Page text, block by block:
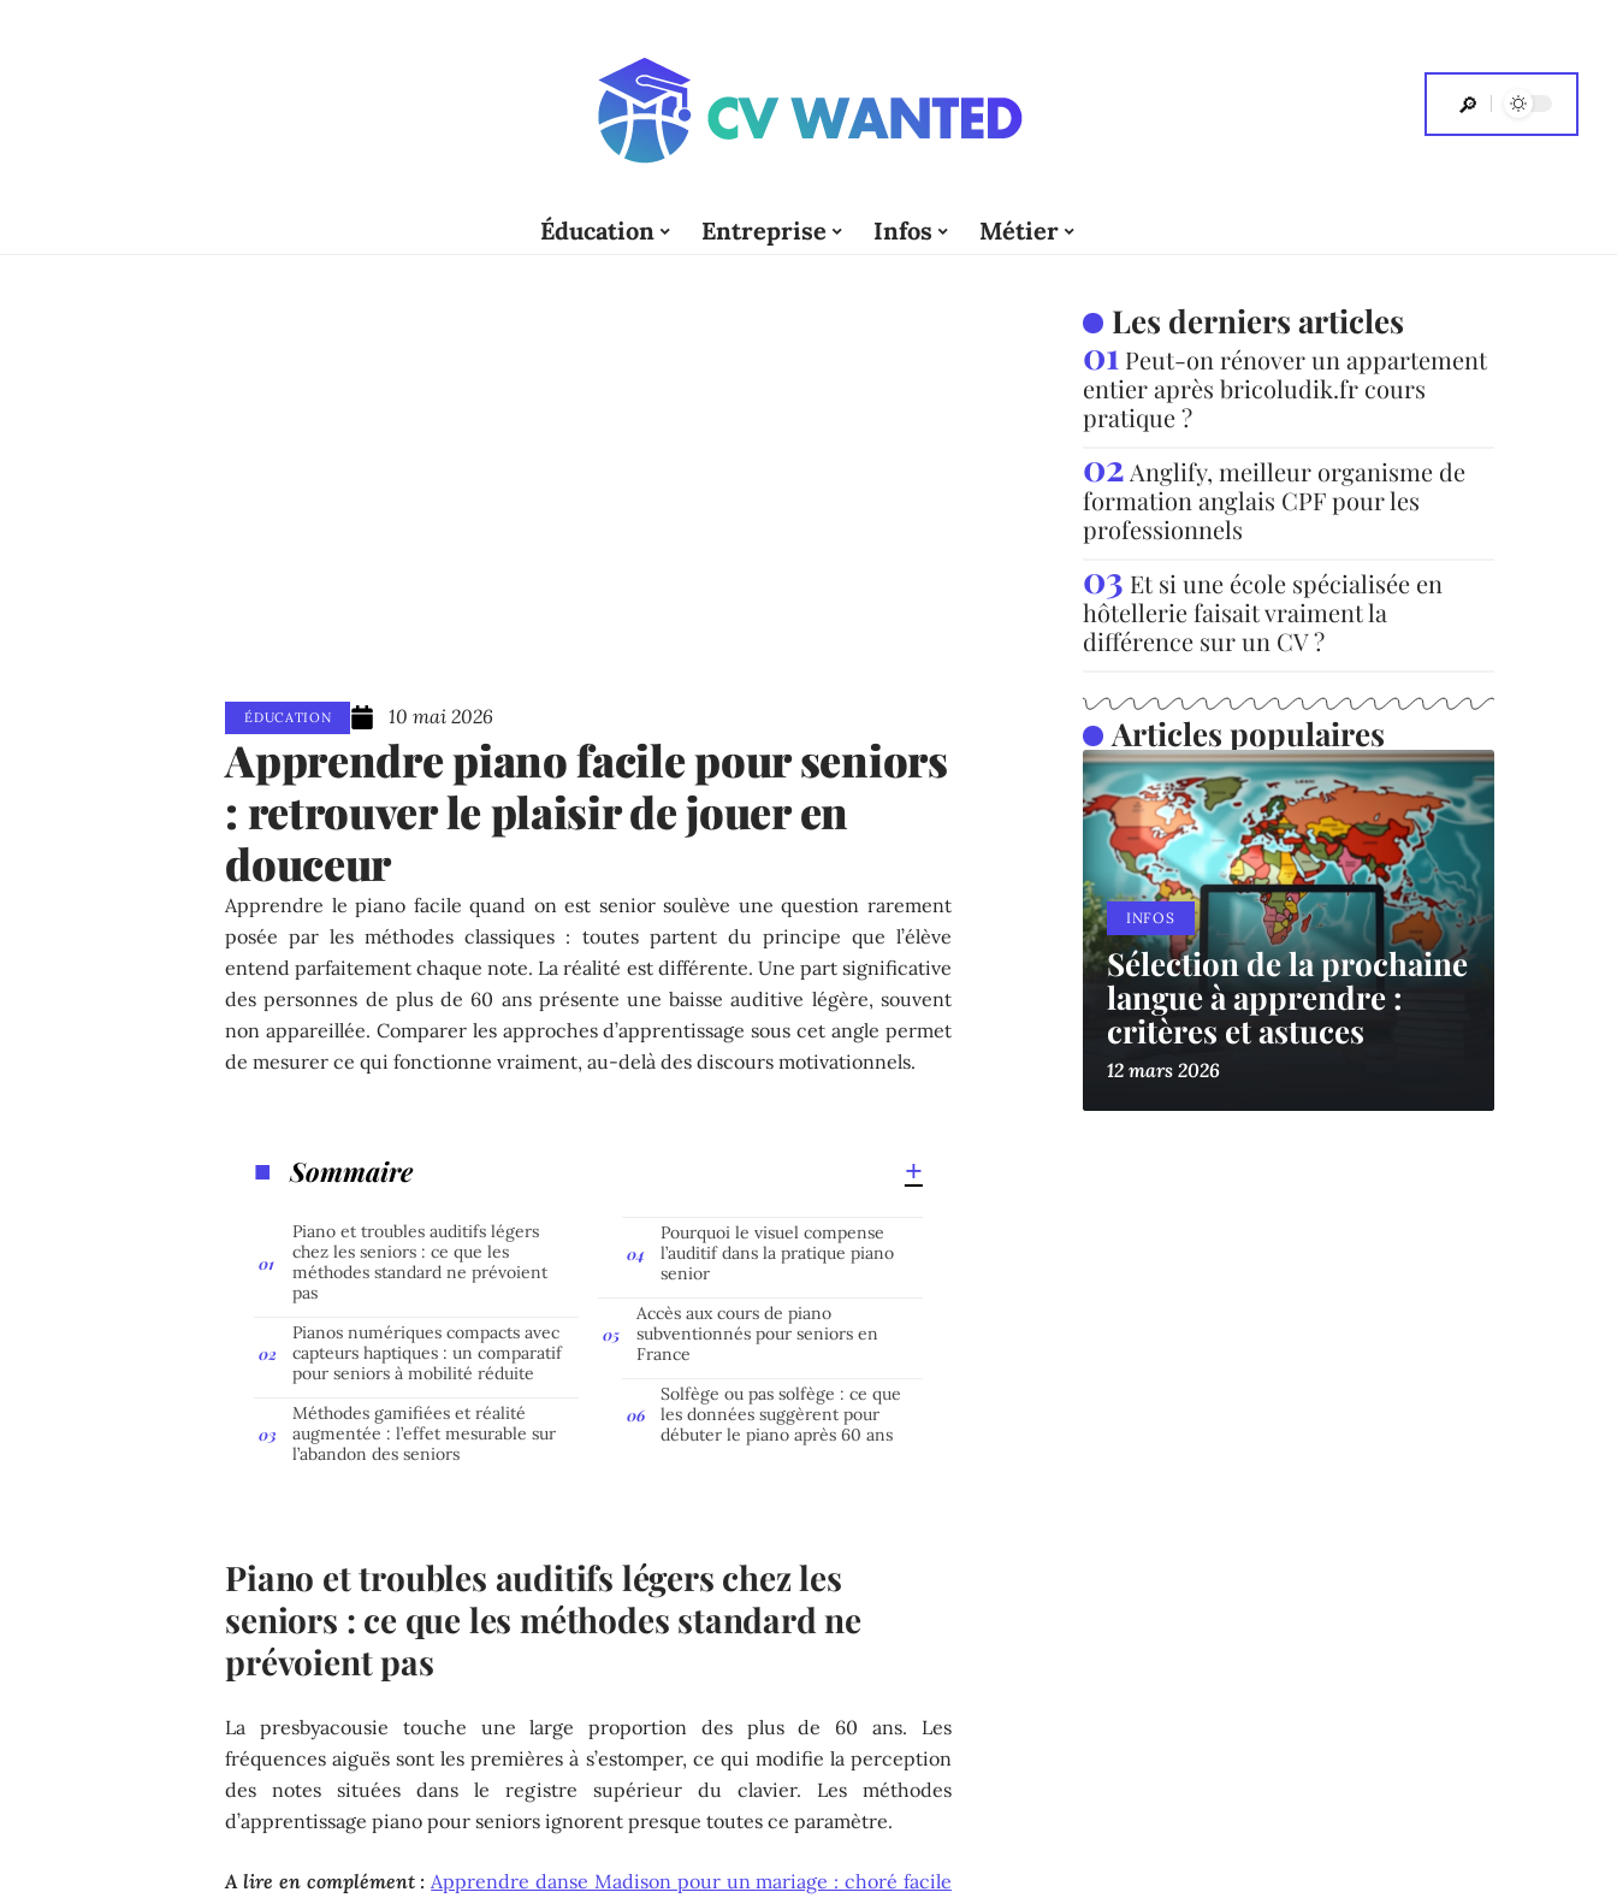
Éducation Entreprise Infos Métier
ÉDUCATION 10 mai 2026
Apprendre piano facile pour seniors
: retrouver le plaisir de jouer en
douceur
Apprendre le piano facile quand on est senior soulève une question rarement
posée par les méthodes classiques : toutes partent du principe que l’élève
entend parfaitement chaque note. La réalité est différente. Une part significative
des personnes de plus de 60 ans présente une baisse auditive légère, souvent
non appareillée. Comparer les approches d’apprentissage sous cet angle permet
de mesurer ce qui fonctionne vraiment, au-delà des discours motivationnels.
Sommaire
Piano et troubles auditifs légers
chez les seniors : ce que les
méthodes standard ne prévoient
pas
Pianos numériques compacts avec
capteurs haptiques : un comparatif
pour seniors à mobilité réduite
Méthodes gamifiées et réalité
augmentée : l’effet mesurable sur
l’abandon des seniors
Pourquoi le visuel compense
l’auditif dans la pratique piano
senior
Accès aux cours de piano
subventionnés pour seniors en
France
Solfège ou pas solfège : ce que
les données suggèrent pour
débuter le piano après 60 ans
Piano et troubles auditifs légers chez les
seniors : ce que les méthodes standard ne
prévoient pas
La presbyacousie touche une large proportion des plus de 60 ans. Les
fréquences aiguës sont les premières à s’estomper, ce qui modifie la perception
des notes situées dans le registre supérieur du clavier. Les méthodes
d’apprentissage piano pour seniors ignorent presque toutes ce paramètre.
A lire en complément : Apprendre danse Madison pour un mariage : choré facile
Les derniers articles
Peut-on rénover un appartement
entier après bricoludik.fr cours
pratique ?
Anglify, meilleur organisme de
formation anglais CPF pour les
professionnels
Et si une école spécialisée en
hôtellerie faisait vraiment la
différence sur un CV ?
Articles populaires
INFOS
Sélection de la prochaine
langue à apprendre :
critères et astuces
12 mars 2026